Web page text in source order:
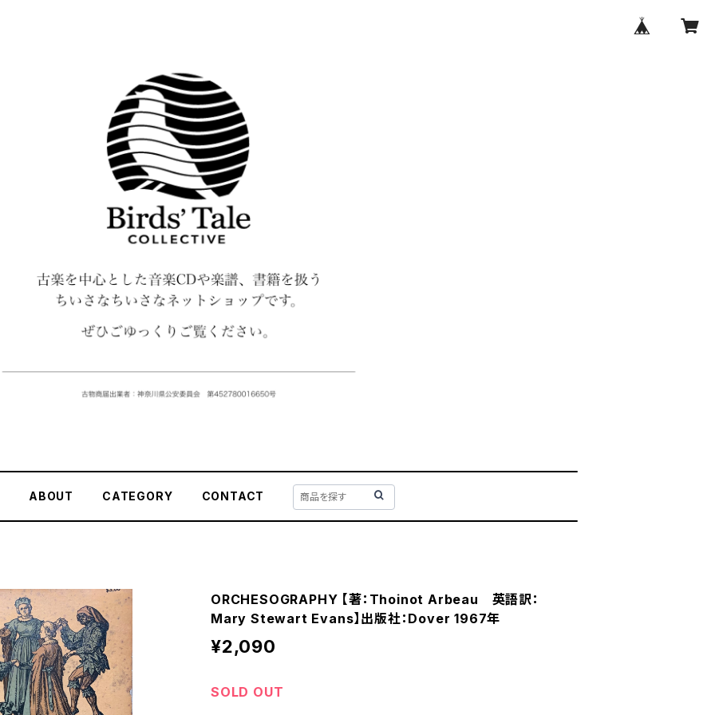
ABOUT CATEGORY CONTACT
ORCHESOGRAPHY 【著：Thoinot Arbeau 英語訳：
Mary Stewart Evans】出版社：Dover 1967年
¥2,090
SOLD OUT